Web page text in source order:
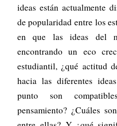
ideas están actualmente
de popularidad entre los
en que las ideas del
encontrando un eco
estudiantil, ¿qué actitud
hacia las diferentes
punto son
pensamiento? ¿Cuáles